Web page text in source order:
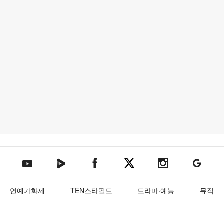
텐아시아 유튜브텐아시아 네이버TV텐아시아 페이스북텐아시아 엑스텐아시아 인스타그램
텐아시아
연예가화제 TEN스타필드 드라마·예능
뮤직